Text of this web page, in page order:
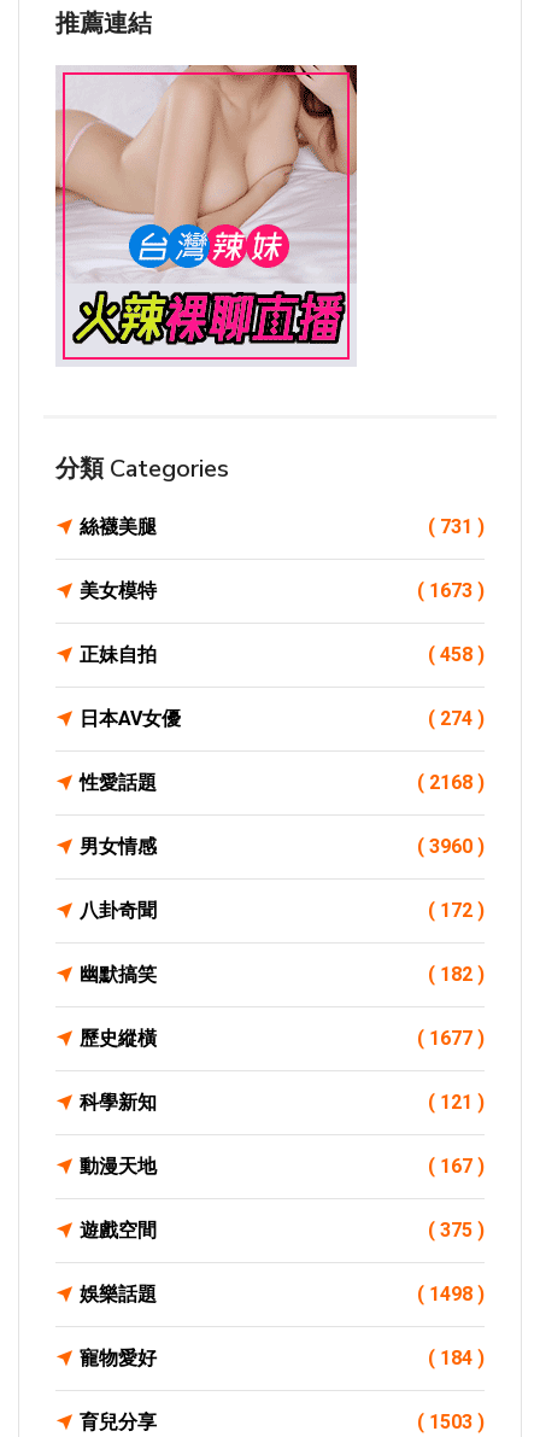
推薦連結
分類 Categories
絲襪美腿 ( 731 )
美女模特 ( 1673 )
正妹自拍 ( 458 )
日本AV女優 ( 274 )
性愛話題 ( 2168 )
男女情感 ( 3960 )
八卦奇聞 ( 172 )
幽默搞笑 ( 182 )
歷史縱橫 ( 1677 )
科學新知 ( 121 )
動漫天地 ( 167 )
遊戲空間 ( 375 )
娛樂話題 ( 1498 )
寵物愛好 ( 184 )
育兒分享 ( 1503 )